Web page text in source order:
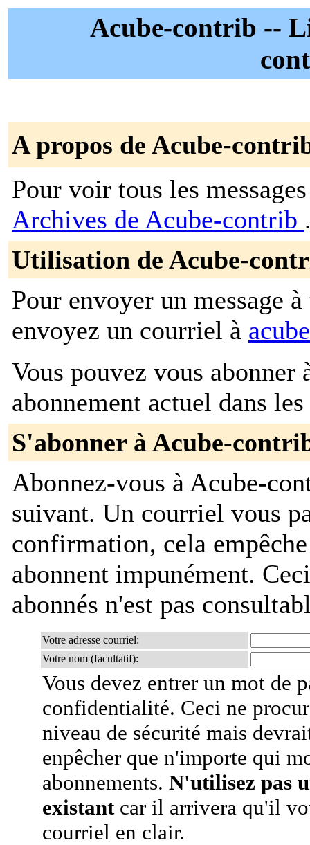
Acube-contrib --
A propos de Acube-
Pour voir tous les
Archives de Acube-contrib
Utilisation de Acube-
Pour envoyer un message
envoyez un courriel à
Vous pouvez vous
abonnement actuel dans
S'abonner à Acube-
Abonnez-vous à Acube-
suivant. Un courriel vous
confirmation, cela
abonnent impunément.
abonnés n'est pas
Votre adresse courriel:
Votre nom (facultatif):
Vous devez entrer un mot de
confidentialité. Ceci ne
niveau de sécurité mais
enpêcher que n'importe qui
abonnements. N'utilisez pas
existantcar il arrivera qu'il
courriel en clair.